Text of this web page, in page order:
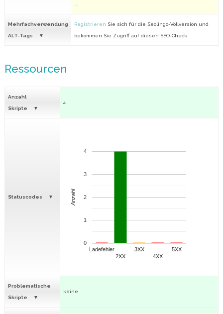
Mehrfachverwendung
ALT-Tags
Registrieren Sie sich für die Seolingo-Vollversion und
bekommen Sie Zugriff auf diesen SEO-Check.
Ressourcen
Anzahl
Skripte
4
Statuscodes
Ladefehler
2XX
3XX
4XX
5XX
0
1
2
3
4
Anzahl
Problematische
Skripte
keine